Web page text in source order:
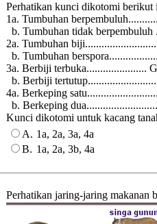
Perhatikan kunci dikotomi berikut
1a. Tumbuhan
b. Tumbuhan tidak
2a. Tumbuhan
b. Tumbuhan
3a. Berbiji terbuka......................
b. Berbiji
4a. Berkeping
b. Berkeping
Kunci dikotomi untuk kacang
A. 1a, 2a, 3a, 4a
B. 1a, 2a, 3b, 4a
Perhatikan jaring-jaring makanan